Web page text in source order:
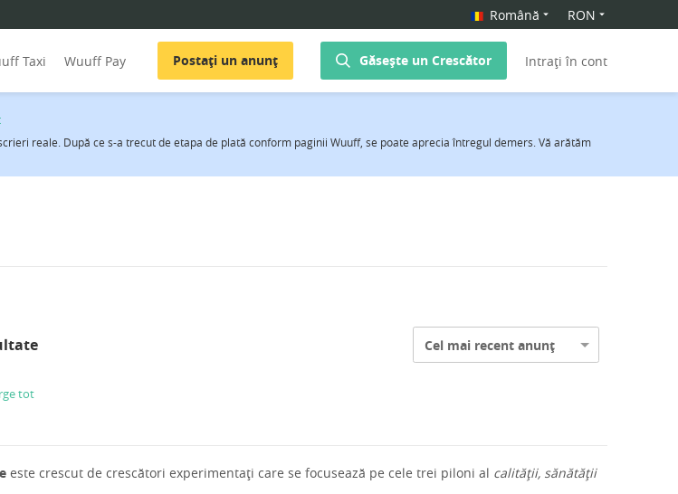
Română RON
Taxi Wuuff Pay Postați un anunț Găsește un Crescător Intrați în cont
reale. După ce s-a trecut de etapa de plată conform paginii Wuuff, se poate aprecia întregul demers. Vă arătăm
Cel mai recent anunț
tot
este crescut de crescători experimentați care se focusează pe cele trei piloni al calității, sănătății